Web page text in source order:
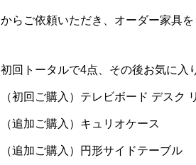
からご依頼いただき、オーダー家具
初回トータルで4点、その後お気に入
（初回ご購入）テレビボード デスク
（追加ご購入）キュリオケース
（追加ご購入）円形サイドテーブル